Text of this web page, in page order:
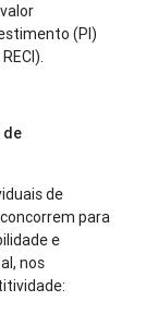
(PI)
de
de
para
e
nos